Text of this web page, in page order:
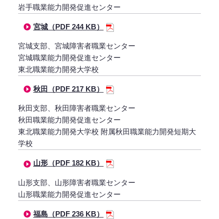
岩手職業能力開発促進センター
宮城（PDF 244 KB）
宮城支部、宮城障害者職業センター
宮城職業能力開発促進センター
東北職業能力開発大学校
秋田（PDF 217 KB）
秋田支部、秋田障害者職業センター
秋田職業能力開発促進センター
東北職業能力開発大学校 附属秋田職業能力開発短期大
学校
山形（PDF 182 KB）
山形支部、山形障害者職業センター
山形職業能力開発促進センター
福島（PDF 236 KB）